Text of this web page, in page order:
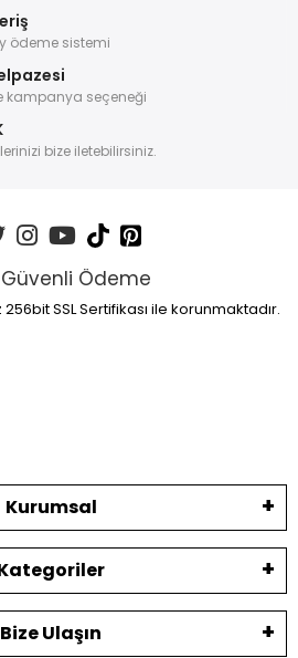
ödeme sistemi
kampanya seçeneği
bize iletebilirsiniz.
Güvenli Ödeme
SSL Sertifikası ile korunmaktadır.
Kurumsal
Bize Ulaşın